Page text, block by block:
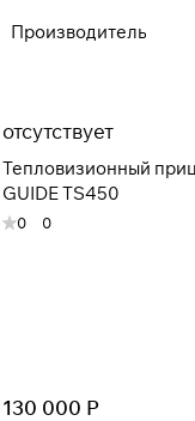
Производитель
отсутствует
Тепловизионный
GUIDE TS450
0 0
130 000 Р